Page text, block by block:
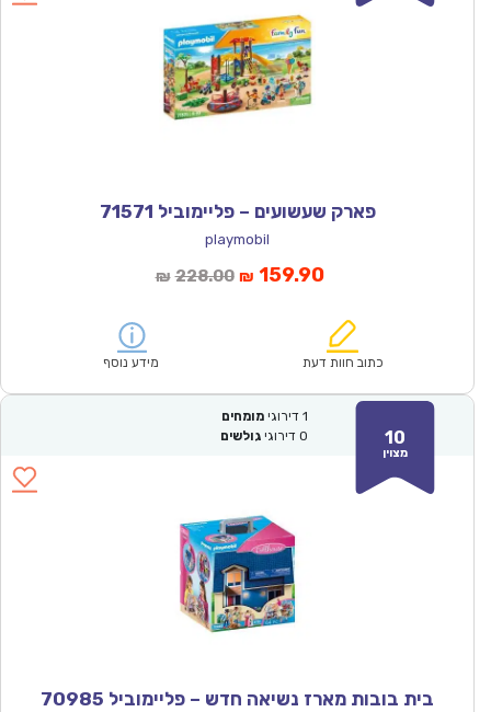
פארק שעשועים – פליימוביל 71571
playmobil
₪ 228.00המחיר
₪228.00.
₪ 159.90המחיר
הוא:
כתוב חוות דעת מידע נוסף
10
מצוין
1 דירוגי מומחים
0 דירוגי גולשים
בית בובות מארז נשיאה חדש – פליימוביל 70985